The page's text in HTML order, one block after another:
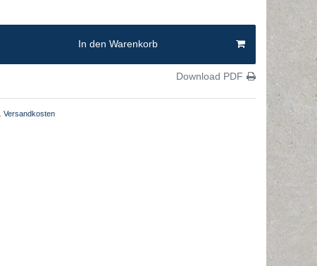
In den Warenkorb
Download PDF
Versandkosten